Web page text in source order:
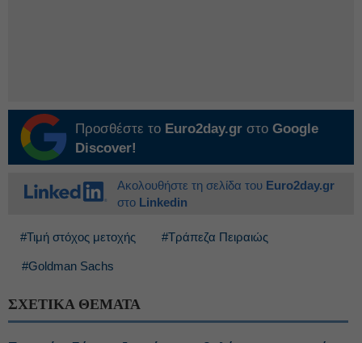
Προσθέστε το Euro2day.gr στο Google
Discover!
Ακολουθήστε τη σελίδα του Euro2day.gr
στο Linkedin
#Τιμή στόχος μετοχής #Τράπεζα Πειραιώς
#Goldman Sachs
ΣΧΕΤΙΚΑ ΘΕΜΑΤΑ